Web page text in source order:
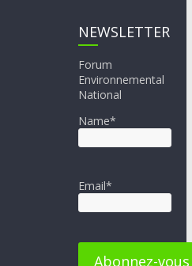
NEWSLETTER
Forum
Environnemental
National
Name*
Email*